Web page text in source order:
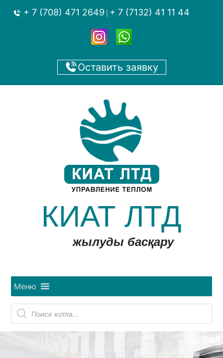
+ 7 (708) 471 2649 + 7 (7132) 41 11 44
Оставить заявку
КИАТ ЛТД
жылуды басқару
Меню
Поиск
товаров